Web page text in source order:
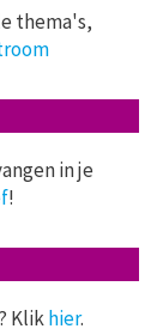
thema's,
in je
!
Klikhier.